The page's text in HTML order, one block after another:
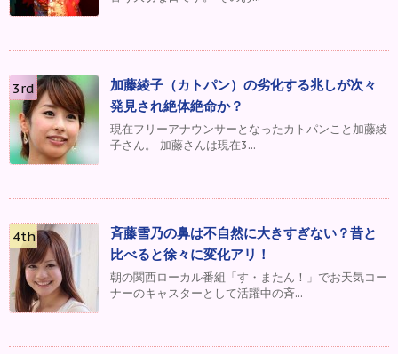
加藤綾子（カトパン）の劣化する兆しが次々
発見され絶体絶命か？
現在フリーアナウンサーとなったカトパンこと加藤綾
子さん。 加藤さんは現在3...
斉藤雪乃の鼻は不自然に大きすぎない？昔と
比べると徐々に変化アリ！
朝の関西ローカル番組「す・またん！」でお天気コー
ナーのキャスターとして活躍中の斉...